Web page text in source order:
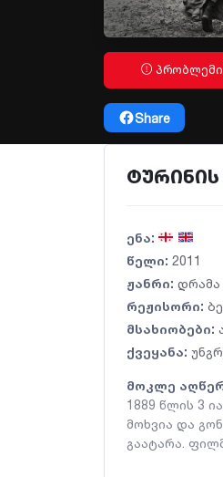
Share
ტურინის
ენა:
წელი: 2011
ჟანრი: დრამა
რეჟისორი:
მსახიობები:
ქვეყანა:
მოკლე
1889 წლის 3
მოხვია და
გაატარა.